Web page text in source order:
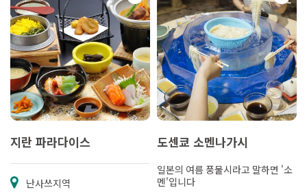
지란 파라다이스
난사쓰지역
도센쿄 소멘나가시
일본의 여름 풍물시라고 말하면 '소
멘'입니다